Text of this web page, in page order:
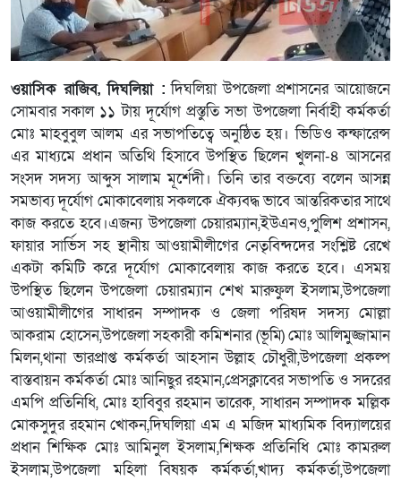
ওয়াসিক রাজিব, দিঘলিয়া : দিঘলিয়া উপজেলা প্রশাসনের আয়োজনে
সোমবার সকাল ১১ টায় দূর্যোগ প্রস্তুতি সভা উপজেলা নির্বাহী কর্মকর্তা
মোঃ মাহবুবুল আলম এর সভাপতিত্বে অনুষ্ঠিত হয়। ভিডিও কন্ফারেন্স
এর মাধ্যমে প্রধান অতিথি হিসাবে উপস্থিত ছিলেন খুলনা-৪ আসনের
সংসদ সদস্য আব্দুস সালাম মূর্শেদী। তিনি তার বক্তব্যে বলেন আসন্ন
সমভাব্য দূর্যোগ মোকাবেলায় সকলকে ঐক্যবদ্ধ ভাবে আন্তরিকতার সাথে
কাজ করতে হবে।এজন্য উপজেলা চেয়ারম্যান,ইউএনও,পুলিশ প্রশাসন,
ফায়ার সার্ভিস সহ স্থানীয় আওয়ামীলীগের নেতৃবিন্দদের সংশ্লিষ্ট রেখে
একটা কমিটি করে দূর্যোগ মোকাবেলায় কাজ করতে হবে। এসময়
উপস্থিত ছিলেন উপজেলা চেয়ারম্যান শেখ মারুফুল ইসলাম,উপজেলা
আওয়ামীলীগের সাধারন সম্পাদক ও জেলা পরিষদ সদস্য মোল্লা
আকরাম হোসেন,উপজেলা সহকারী কমিশনার (ভূমি) মোঃ আলিমুজ্জামান
মিলন,থানা ভারপ্রাপ্ত কর্মকর্তা আহসান উল্লাহ চৌধুরী,উপজেলা প্রকল্প
বাস্তবায়ন কর্মকর্তা মোঃ আনিছুর রহমান,প্রেসক্লাবের সভাপতি ও সদরের
এমপি প্রতিনিধি, মোঃ হাবিবুর রহমান তারেক, সাধারন সম্পাদক মল্লিক
মোকসুদুর রহমান খোকন,দিঘলিয়া এম এ মজিদ মাধ্যমিক বিদ্যালয়ের
প্রধান শিক্ষিক মোঃ আমিনুল ইসলাম,শিক্ষক প্রতিনিধি মোঃ কামরুল
ইসলাম,উপজেলা মহিলা বিষয়ক কর্মকর্তা,খাদ্য কর্মকর্তা,উপজেলা